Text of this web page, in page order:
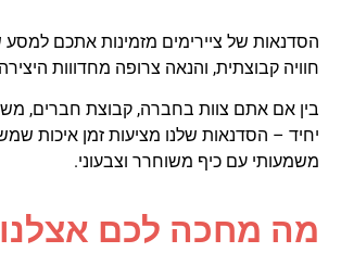
הסדנאות של ציירימים מזמינות אתכם למסע
חוויה קבוצתית, והנאה צרופה מחדווות
בין אם אתם צוות בחברה, קבוצת חברים,
יחיד – הסדנאות שלנו מציעות זמן איכות
משמעותי עם כיף משוחרר וצבעוני.
מה מחכה לכם